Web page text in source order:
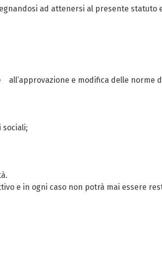
ad attenersi al presente statuto
e modifica delle norme
e in ogni caso non potrà mai essere